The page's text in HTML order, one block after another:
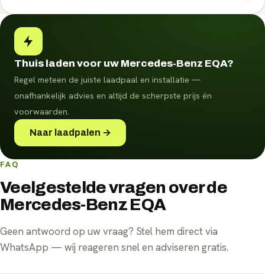
Thuis laden voor uw Mercedes-Benz EQA?
Regel meteen de juiste laadpaal en installatie —
onafhankelijk advies en altijd de scherpste prijs én
voorwaarden.
Naar laadpalen →
FAQ
Veelgestelde vragen over de
Mercedes-Benz EQA
Geen antwoord op uw vraag? Stel hem direct via
WhatsApp — wij reageren snel en adviseren gratis.